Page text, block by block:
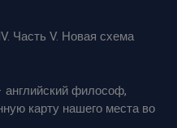
Часть V. Новая схема
английский философ,
карту нашего места во